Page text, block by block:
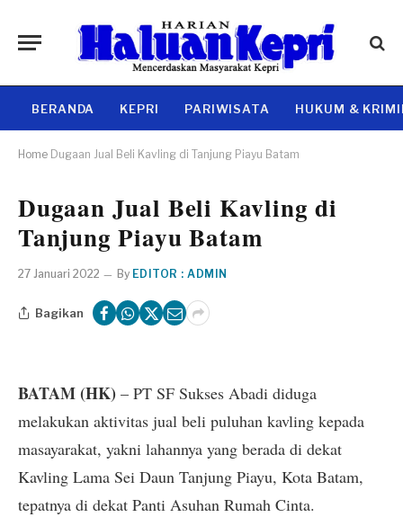
BERANDA KEPRI PARIWISATA HUKUM &
Home Dugaan Jual Beli Kavling di Tanjung Piayu Batam
Dugaan Jual Beli Kavling di
Tanjung Piayu Batam
27 Januari 2022 By EDITOR : ADMIN
Bagikan
BATAM (HK) – PT SF Sukses Abadi diduga
melakukan aktivitas jual beli puluhan kavling kepada
masayarakat, yakni lahannya yang berada di dekat
Kavling Lama Sei Daun Tanjung Piayu, Kota Batam,
tepatnya di dekat Panti Asuhan Rumah Cinta.